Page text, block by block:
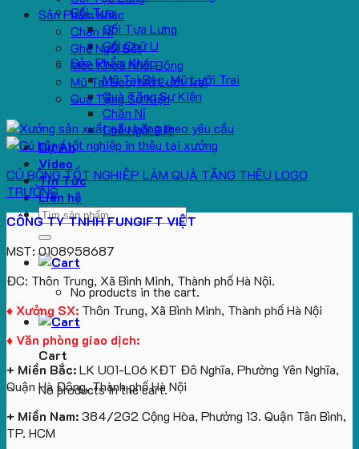
Gối Tựa
Gối Tựa Lưng
Gối Chữ U
Sản Phẩm Khác
Mũ Tai Bèo, Mũ Lưỡi Trai
Quà Tặng Sự Kiện
Chăn Nỉ
Ghế Ngồi Bệt
Dự Án
Video
Tin Tức
Liên hệ
Search
for:
No products in the cart.
Cart
No products in the cart.
Sản Phẩm Khác
Chăn Nỉ
Ghế Ngồi Bệt
Móc Khoá Nhồi Bông
Mũ Tai Bèo, Mũ Lưỡi Trai
Quà Tặng Sự Kiện
CÚ BÔNG TỐT NGHIỆP LÀM QUÀ TẶNG THÊU LOGO
TRƯỜNG
CÔNG TY TNHH FUNGIFT VIỆT
MST: 0108958687
ĐC: Thôn Trung, Xã Bình Minh, Thành phố Hà Nội.
♦ Xưởng SX: Thôn Trung, Xã Bình Minh, Thành phố Hà Nội
♦ Văn phòng giao dịch:
+ Miền Bắc:LK U01-L06 KĐT Đô Nghĩa, Phường Yên Nghĩa,
Quận Hà Đông, Thành phố Hà Nội
+ Miền Nam:384/2G2 Cộng Hòa, Phường 13. Quận Tân Bình,
TP. HCM